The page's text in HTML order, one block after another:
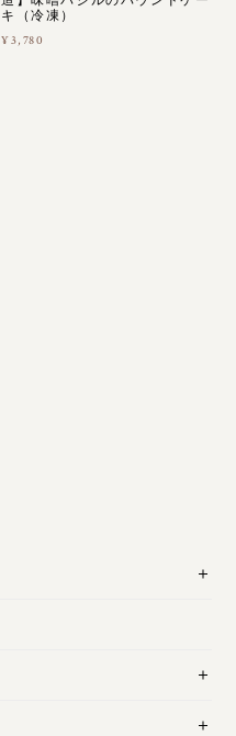
キ（冷凍）
¥3,780